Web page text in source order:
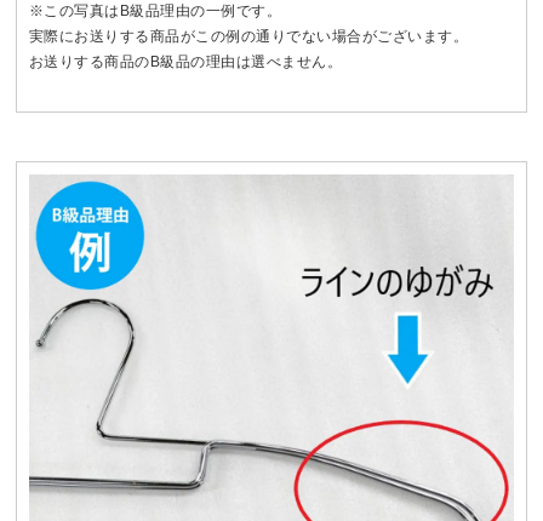
※この写真はB級品理由の一例です。
実際にお送りする商品がこの例の通りでない場合がございます。
お送りする商品のB級品の理由は選べません。